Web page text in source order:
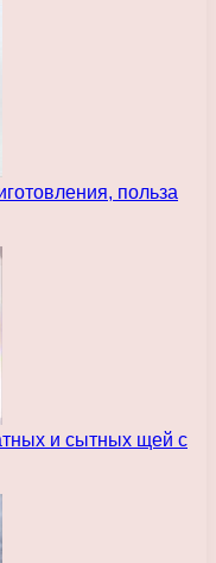
польза
и сытных щей с